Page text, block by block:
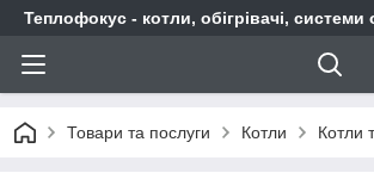
Теплофокус - котли, обігрівачі, системи
Товари та послуги Котли Котли